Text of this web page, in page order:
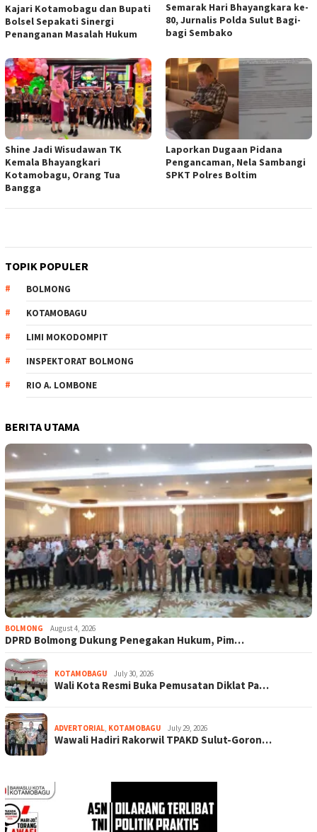
Kajari Kotamobagu dan Bupati
Bolsel Sepakati Sinergi
Penanganan Masalah Hukum
Semarak Hari Bhayangkara ke-
80, Jurnalis Polda Sulut Bagi-
bagi Sembako
Shine Jadi Wisudawan TK
Kemala Bhayangkari
Kotamobagu, Orang Tua
Bangga
Laporkan Dugaan Pidana
Pengancaman, Nela Sambangi
SPKT Polres Boltim
TOPIK POPULER
BOLMONG
KOTAMOBAGU
LIMI MOKODOMPIT
INSPEKTORAT BOLMONG
RIO A. LOMBONE
BERITA UTAMA
BOLMONG August 4, 2026
DPRD Bolmong Dukung Penegakan Hukum, Pim…
KOTAMOBAGU July 30, 2026
Wali Kota Resmi Buka Pemusatan Diklat Pa…
ADVERTORIAL, KOTAMOBAGU July 29, 2026
Wawali Hadiri Rakorwil TPAKD Sulut-Goron…